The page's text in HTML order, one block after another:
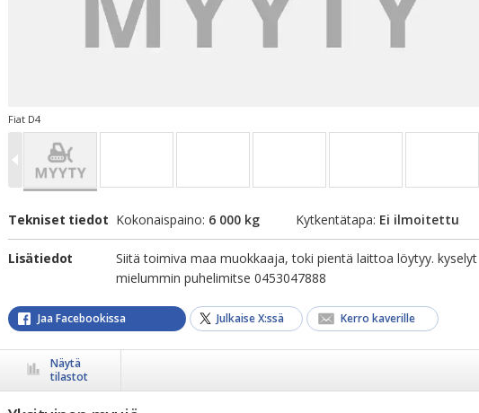
Fiat D4
Tekniset tiedot Kokonaispaino: 6 000 kg Kytkentätapa: Ei ilmoitettu
Lisätiedot
Siitä toimiva maa muokkaaja, toki pientä laittoa löytyy. kyselyt
mielummin puhelimitse 0453047888
Jaa Facebookissa Julkaise X:ssä Kerro kaverille
Näytä
tilastot